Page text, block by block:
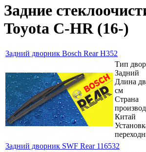
Задние
Toyota C-HR (16-)
Задний дворник Bosch Rear H352
Тип
Задний
Длина
см
Страна
Китай
Задний дворник SWF Rear 116532